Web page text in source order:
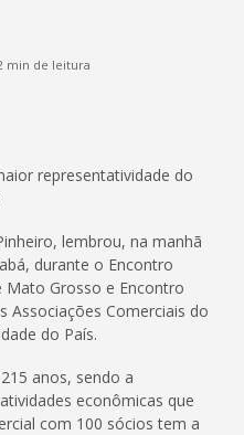
min de leitura
representatividade do
lembrou, na manhã
durante o Encontro
Mato Grosso e Encontro
Associações Comerciais do
do País.
anos, sendo a
econômicas que
com 100 sócios tem a